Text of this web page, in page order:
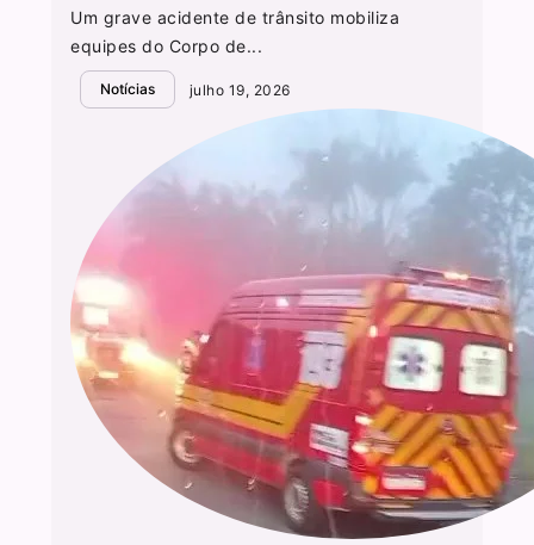
Um grave acidente de trânsito mobiliza
equipes do Corpo de...
Notícias julho 19, 2026